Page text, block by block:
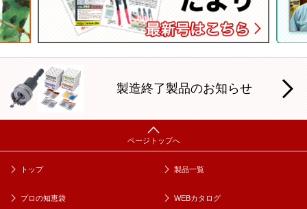
製造終了製品のお知らせ
トップ 製品一覧
プロの知恵袋 WEBカタログ